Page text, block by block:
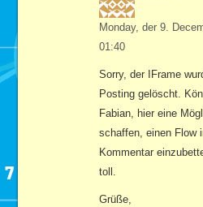
Monday, der 9.
01:40
Sorry, der IFrame
Posting gelöscht.
Fabian, hier eine
schaffen, einen Flow
Kommentar
toll.
Grüße,